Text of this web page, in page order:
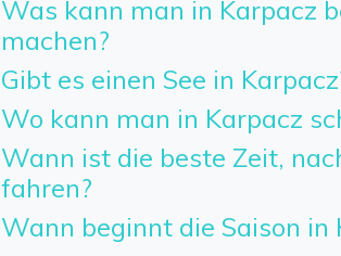
Was kann man in Karpacz
machen?
Gibt es einen See in
Wo kann man in Karpacz
Wann ist die beste Zeit,
fahren?
Wann beginnt die Saison in